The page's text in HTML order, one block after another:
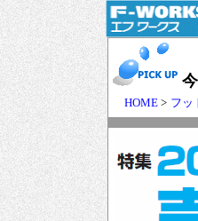
HOME > フッ